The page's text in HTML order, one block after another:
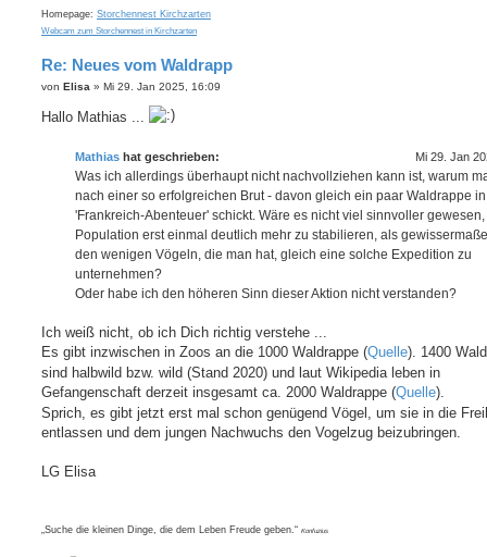
Homepage: Storchennest Kirchzarten
Webcam zum Storchennest in Kirchzarten
Re: Neues vom Waldrapp
B
t
von Elisa » Mi 29. Jan 2025, 16:09
Hallo Mathias ...
Mathias hat geschrieben: Mi 29. Jan
Was ich allerdings überhaupt nicht nachvollziehen kann ist, warum
nach einer so erfolgreichen Brut - davon gleich ein paar Waldrappe
'Frankreich-Abenteuer' schickt. Wäre es nicht viel sinnvoller
Population erst einmal deutlich mehr zu stabilieren, als
den wenigen Vögeln, die man hat, gleich eine solche Expedition zu
unternehmen?
Oder habe ich den höheren Sinn dieser Aktion nicht verstanden?
Ich weiß nicht, ob ich Dich richtig verstehe ...
Es gibt inzwischen in Zoos an die 1000 Waldrappe (Quelle). 1400
sind halbwild bzw. wild (Stand 2020) und laut Wikipedia leben in
Gefangenschaft derzeit insgesamt ca. 2000 Waldrappe (Quelle).
Sprich, es gibt jetzt erst mal schon genügend Vögel, um sie in die
entlassen und dem jungen Nachwuchs den Vogelzug beizubringen.
LG Elisa
„Suche die kleinen Dinge, die dem Leben Freude geben.“ Konfuzius